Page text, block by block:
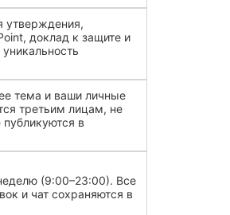
утверждения,
доклад к защите и
тема и ваши личные
третьим лицам, не
в
(9:00–23:00). Все
и чат сохраняются в